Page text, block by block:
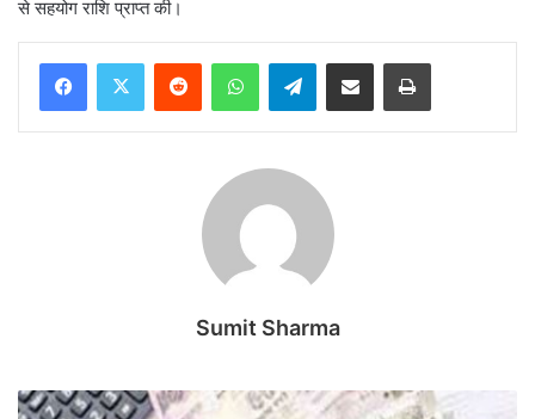
से सहयोग राशि प्राप्त की।
Telegram
Sumit Sharma